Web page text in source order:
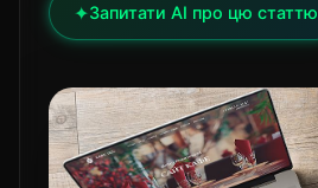
✦Запитати AI про цю статтю